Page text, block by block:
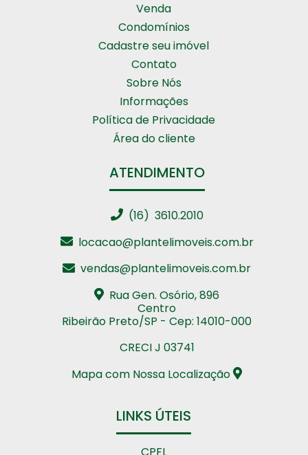
Venda
Condomínios
Cadastre seu imóvel
Contato
Sobre Nós
Informações
Política de Privacidade
Área do cliente
ATENDIMENTO
(16) 3610.2010
locacao@plantelimoveis.com.br
vendas@plantelimoveis.com.br
Rua Gen. Osório, 896
Centro
Ribeirão Preto/SP - Cep: 14010-000
CRECI J 03741
Mapa com Nossa Localização
LINKS ÚTEIS